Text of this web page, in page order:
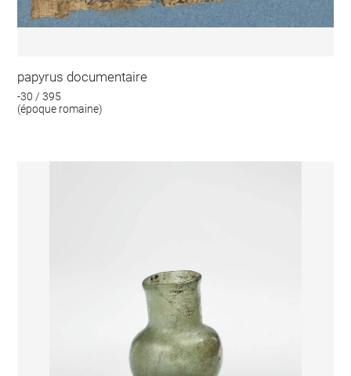
papyrus documentaire
-30 / 395
(époque romaine)